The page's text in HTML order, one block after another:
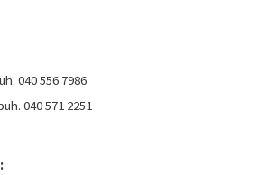
040 556 7986
040 571 2251